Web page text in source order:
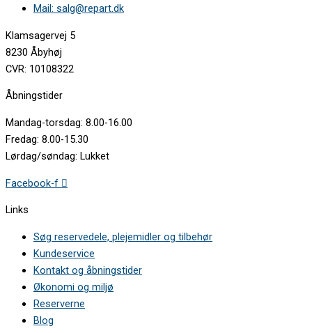
Mail: salg@repart.dk
Klamsagervej 5
8230 Åbyhøj
CVR: 10108322
Åbningstider
Mandag-torsdag: 8.00-16.00
Fredag: 8.00-15.30
Lørdag/søndag: Lukket
Facebook-f
Links
Søg reservedele, plejemidler og tilbehør
Kundeservice
Kontakt og åbningstider
Økonomi og miljø
Reserverne
Blog